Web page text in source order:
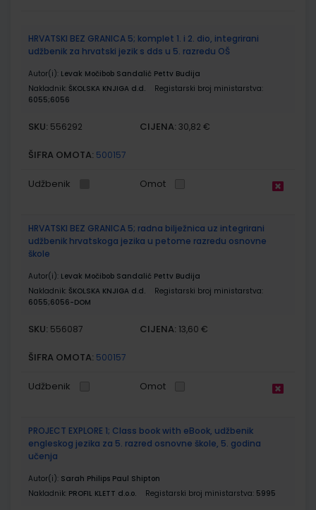
proizvodi
HRVATSKI BEZ GRANICA 5; komplet 1. i 2. dio, integrirani
udžbenik za hrvatski jezik s dds u 5. razredu OŠ
Autor(i): Levak Močibob Sandalić Pettv Budija
Nakladnik: ŠKOLSKA KNJIGA d.d.
Registarski broj ministarstva:
6055;6056
SKU: 556292 CIJENA: 30,82 €
ŠIFRA OMOTA: 500157
Udžbenik Omot
HRVATSKI BEZ GRANICA 5; radna bilježnica uz integrirani
udžbenik hrvatskoga jezika u petome razredu osnovne
škole
Autor(i): Levak Močibob Sandalić Pettv Budija
Nakladnik: ŠKOLSKA KNJIGA d.d.
Registarski broj ministarstva:
6055;6056-DOM
SKU: 556087 CIJENA: 13,60 €
ŠIFRA OMOTA: 500157
Udžbenik Omot
PROJECT EXPLORE 1; Class book with eBook, udžbenik
engleskog jezika za 5. razred osnovne škole, 5. godina
učenja
Autor(i): Sarah Philips Paul Shipton
Nakladnik: PROFIL KLETT d.o.o. Registarski broj ministarstva: 5995